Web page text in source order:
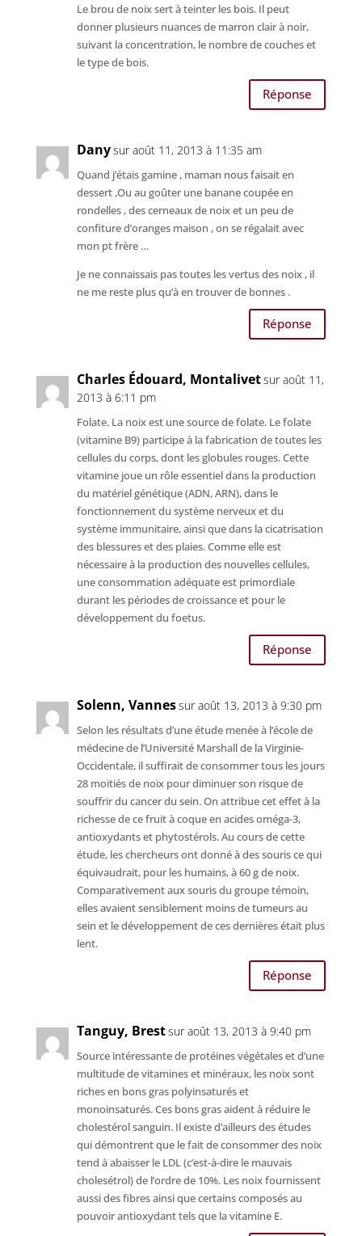
Le brou de noix sert à teinter les bois. Il peut
donner plusieurs nuances de marron clair à noir,
suivant la concentration, le nombre de couches et
le type de bois.
Réponse
Danysur août 11, 2013 à 11:35 am
Quand j’étais gamine , maman nous faisait en
dessert ,Ou au goûter une banane coupée en
rondelles , des cerneaux de noix et un peu de
confiture d’oranges maison , on se régalait avec
mon pt frère …
Je ne connaissais pas toutes les vertus des noix , il
ne me reste plus qu’à en trouver de bonnes .
Réponse
Charles Édouard, Montalivetsur août 11,
2013 à 6:11 pm
Folate. La noix est une source de folate. Le folate
(vitamine B9) participe à la fabrication de toutes les
cellules du corps, dont les globules rouges. Cette
vitamine joue un rôle essentiel dans la production
du matériel génétique (ADN, ARN), dans le
fonctionnement du système nerveux et du
système immunitaire, ainsi que dans la cicatrisation
des blessures et des plaies. Comme elle est
nécessaire à la production des nouvelles cellules,
une consommation adéquate est primordiale
durant les périodes de croissance et pour le
développement du foetus.
Réponse
Solenn, Vannessur août 13, 2013 à 9:30 pm
Selon les résultats d’une étude menée à l’école de
médecine de l’Université Marshall de la Virginie-
Occidentale, il suffirait de consommer tous les jours
28 moitiés de noix pour diminuer son risque de
souffrir du cancer du sein. On attribue cet effet à la
richesse de ce fruit à coque en acides oméga-3,
antioxydants et phytostérols. Au cours de cette
étude, les chercheurs ont donné à des souris ce qui
équivaudrait, pour les humains, à 60 g de noix.
Comparativement aux souris du groupe témoin,
elles avaient sensiblement moins de tumeurs au
sein et le développement de ces dernières était plus
lent.
Réponse
Tanguy, Brestsur août 13, 2013 à 9:40 pm
Source intéressante de protéines végétales et d’une
multitude de vitamines et minéraux, les noix sont
riches en bons gras polyinsaturés et
monoinsaturés. Ces bons gras aident à réduire le
cholestérol sanguin. Il existe d’ailleurs des études
qui démontrent que le fait de consommer des noix
tend à abaisser le LDL (c’est-à-dire le mauvais
cholesétrol) de l’ordre de 10%. Les noix fournissent
aussi des fibres ainsi que certains composés au
pouvoir antioxydant tels que la vitamine E.